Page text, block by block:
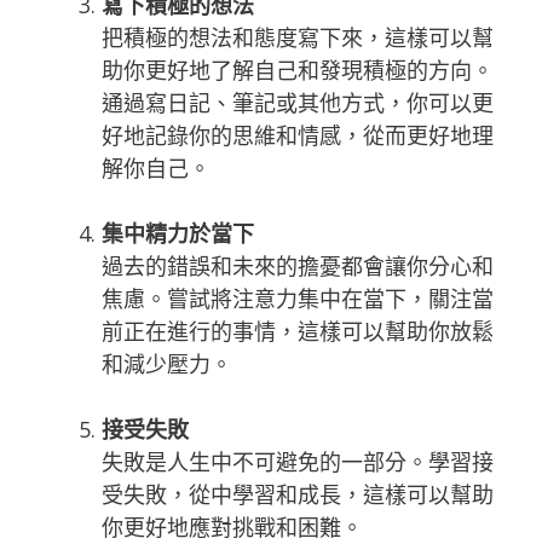
把積極的想法和態度寫下來，這樣可以幫
助你更好地了解自己和發現積極的方向。
通過寫日記、筆記或其他方式，你可以更
好地記錄你的思維和情感，從而更好地理
解你自己。
集中精力於當下
過去的錯誤和未來的擔憂都會讓你分心和
焦慮。嘗試將注意力集中在當下，關注當
前正在進行的事情，這樣可以幫助你放鬆
和減少壓力。
接受失敗
失敗是人生中不可避免的一部分。學習接
受失敗，從中學習和成長，這樣可以幫助
你更好地應對挑戰和困難。